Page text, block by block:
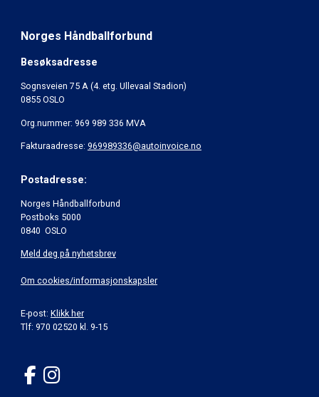
Norges Håndballforbund
Besøksadresse
Sognsveien 75 A (4. etg. Ullevaal Stadion)
0855 OSLO
Org.nummer: 969 989 336 MVA
Fakturaadresse: 969989336@autoinvoice.no
Postadresse:
Norges Håndballforbund
Postboks 5000
0840 OSLO
Meld deg på nyhetsbrev
Om cookies/informasjonskapsler
E-post: Klikk her
Tlf: 970 02520 kl. 9-15